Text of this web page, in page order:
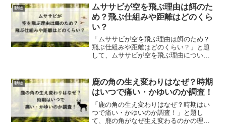
動物
ムササビが空を飛ぶ理由は餌のた
め？飛ぶ仕組みや距離はどのくら
い？
「ムササビが空を飛ぶ理由は餌のため？
飛ぶ仕組みや距離はどのくらい？」と題
して、ムササビが空を飛ぶ理由について
動物
鹿の角の生え変わりはなぜ？時期
はいつで痛い・かゆいのか調査！
「鹿の角の生え変わりはなぜ？時期はい
つで痛い・かゆいのか調査！」と題し
て、鹿の角がなぜ生え変わるのかの理由